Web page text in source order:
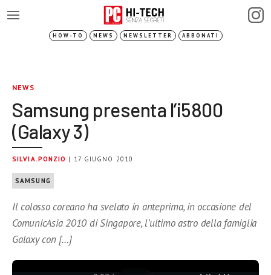
HOW-TO NEWS NEWSLETTER ABBONATI
NEWS
Samsung presenta l’i5800
(Galaxy 3)
SILVIA.PONZIO | 17 GIUGNO 2010
SAMSUNG
Il colosso coreano ha svelato in anteprima, in occasione del
ComunicAsia 2010 di Singapore, l’ultimo astro della famiglia
Galaxy con […]